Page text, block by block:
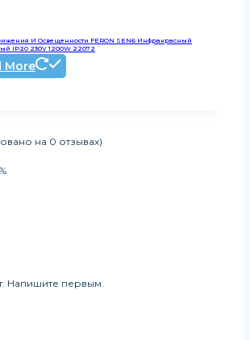
И Освещенности FERON SEN6 Инфракрасный
IP20 230V 1200W 22072
More
на 0 отзывах)
Напишите первым.